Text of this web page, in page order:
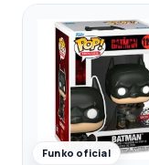
Funko oficial